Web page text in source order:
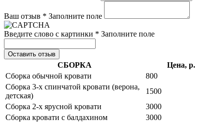
Ваш отзыв * Заполните поле
Введите слово с картинки * Заполните поле
Оставить отзыв
СБОРКА
Цена, р.
Сборка обычной кровати
800
Сборка 3-х спинчатой кровати (верона,
детская)
1500
Сборка 2-х ярусной кровати
3000
Сборка кровати с балдахином
3000